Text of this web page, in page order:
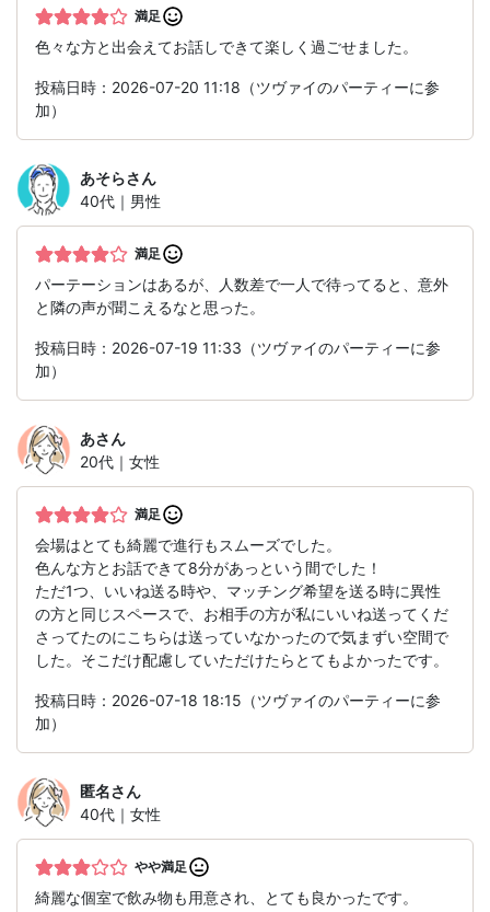
満足
色々な方と出会えてお話しできて楽しく過ごせました。
投稿日時：2026-07-20 11:18（ツヴァイのパーティーに参
加）
あそらさん
40代｜男性
満足
パーテーションはあるが、人数差で一人で待ってると、意外
と隣の声が聞こえるなと思った。
投稿日時：2026-07-19 11:33（ツヴァイのパーティーに参
加）
あさん
20代｜女性
満足
会場はとても綺麗で進行もスムーズでした。
色んな方とお話できて8分があっという間でした！
ただ1つ、いいね送る時や、マッチング希望を送る時に異性
の方と同じスペースで、お相手の方が私にいいね送ってくだ
さってたのにこちらは送っていなかったので気まずい空間で
した。そこだけ配慮していただけたらとてもよかったです。
投稿日時：2026-07-18 18:15（ツヴァイのパーティーに参
加）
匿名さん
40代｜女性
やや満足
綺麗な個室で飲み物も用意され、とても良かったです。